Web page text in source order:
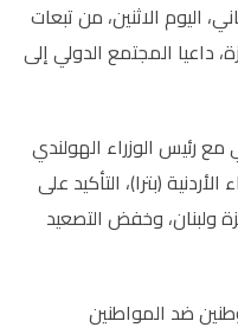
اليوم الاثنين، من تبعات
داعيا المجتمع الدولي إلى
رئيس الوزراء الهولندي
(بترا)، التأكيد على
ولبنان، وخفض التصعيد
ضد المواطنين